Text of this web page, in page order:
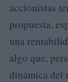
accionistas
propuesta,
una
algo que,
dinámica del